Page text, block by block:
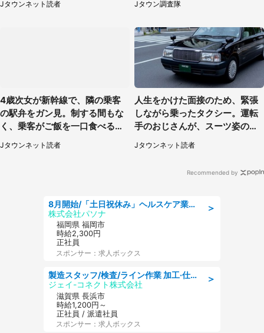
女性）
Jタウンネット読者 Jタウン調査隊
4歳次女が新幹線で、隣の乗客
の駅弁をガン見。制する間もな
く、乗客がご飯を一口食べると
（茨城県・50代女性）
Jタウンネット読者
人生をかけた面接のため、緊張
しながら乗ったタクシー。運転
手のおじさんが、スーツ姿の私
を見て...（福岡県・30代女性）
Jタウンネット読者
Recommended by
＞
8月開始/「土日祝休み」ヘルスケア業界の産業保健師/高時給/未経験OK/要資格:保健師、正看護師
株式会社パソナ
福岡県 福岡市
時給2,300円
正社員
スポンサー：求人ボックス
＞
製造スタッフ/検査/ライン作業 加工·仕上げ·検査/日勤/土日祝休み
ジェイ-コネクト株式会社
滋賀県 長浜市
時給1,200円～
正社員 / 派遣社員
スポンサー：求人ボックス